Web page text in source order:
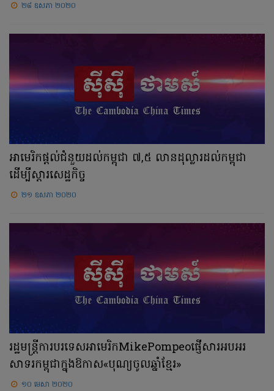
២៨ ឧសភា ២០២០
អាមេរិកផ្តល់ជំនួយដល់កម្ពុជា ៧,៥ លានដុល្លារដល់កម្ពុជា
ដើម្បីស្តារសេដ្ឋកិច្ច
២១ ឧសភា ២០២០
រដ្ឋមន្ត្រីការ​បរទេសអាមេរិក​MikePompeo​ផ្ញើសារ​អបអរ
សាទរ​កម្ពុជា​ក្នុង​ឱកាស​«បុណ្យចូលឆ្នាំខ្មែរ»​
១០ មេសា ២០២០